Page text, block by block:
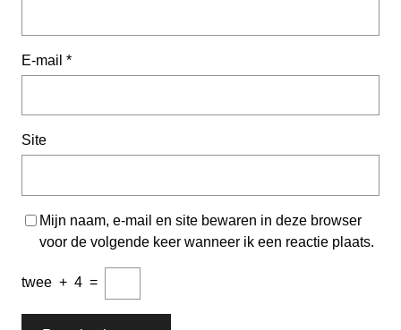
E-mail *
Site
Mijn naam, e-mail en site bewaren in deze browser
voor de volgende keer wanneer ik een reactie plaats.
twee + 4 =